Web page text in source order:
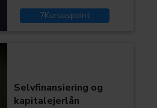
7Kursuspoint
Selvfinansiering og
kapitalejerlån